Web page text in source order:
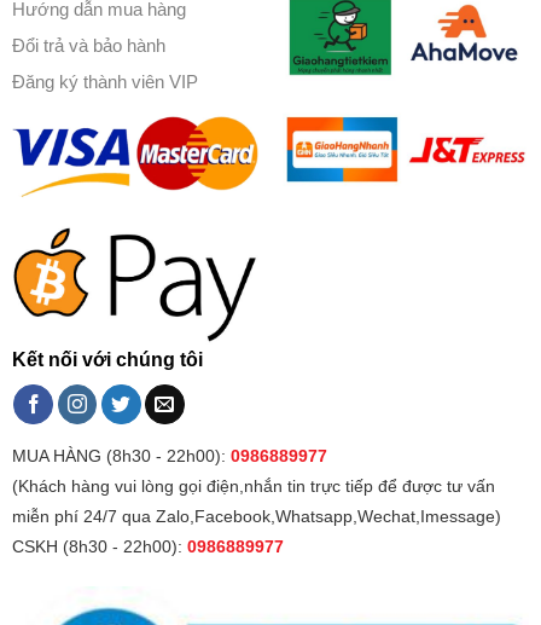
Hướng dẫn mua hàng
Đổi trả và bảo hành
Đăng ký thành viên VIP
Kết nối với chúng tôi
MUA HÀNG (8h30 - 22h00): 0986889977
(Khách hàng vui lòng gọi điện,nhắn tin trực tiếp để được tư vấn
miễn phí 24/7 qua Zalo,Facebook,Whatsapp,Wechat,Imessage)
CSKH (8h30 - 22h00): 0986889977